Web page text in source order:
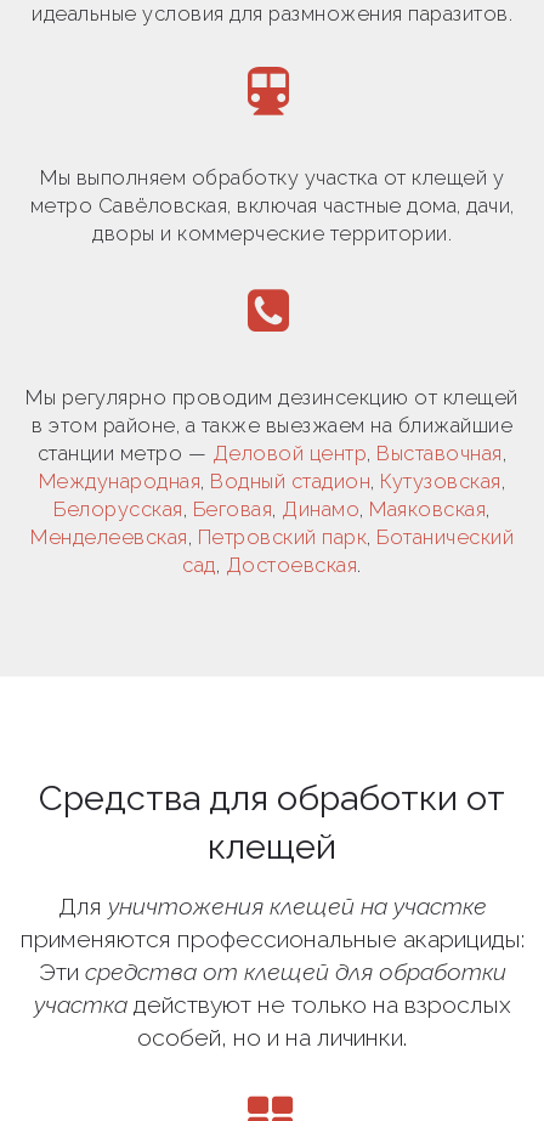
идеальные условия для размножения паразитов.
Мы выполняем обработку участка от клещей у
метро Савёловская, включая частные дома, дачи,
дворы и коммерческие территории.
Мы регулярно проводим дезинсекцию от клещей
в этом районе, а также выезжаем на ближайшие
станции метро — Деловой центр, Выставочная,
Международная, Водный стадион, Кутузовская,
Белорусская, Беговая, Динамо, Маяковская,
Менделеевская, Петровский парк, Ботанический
сад, Достоевская.
Средства для обработки от
клещей
Для уничтожения клещей на участке
применяются профессиональные акарициды:
Эти средства от клещей для обработки
участкадействуют не только на взрослых
особей, но и на личинки.